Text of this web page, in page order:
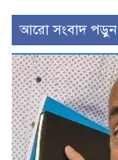
আরো সংবাদ পড়ুন